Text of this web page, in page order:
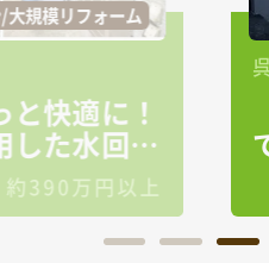
「そろそろ
ては…」そ
始まった屋
工事✨